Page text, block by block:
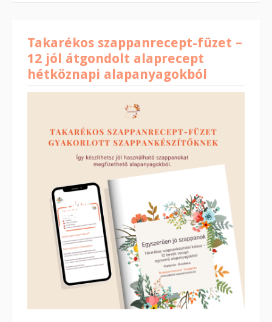
Takarékos szappanrecept-füzet –
12 jól átgondolt alaprecept
hétköznapi alapanyagokból